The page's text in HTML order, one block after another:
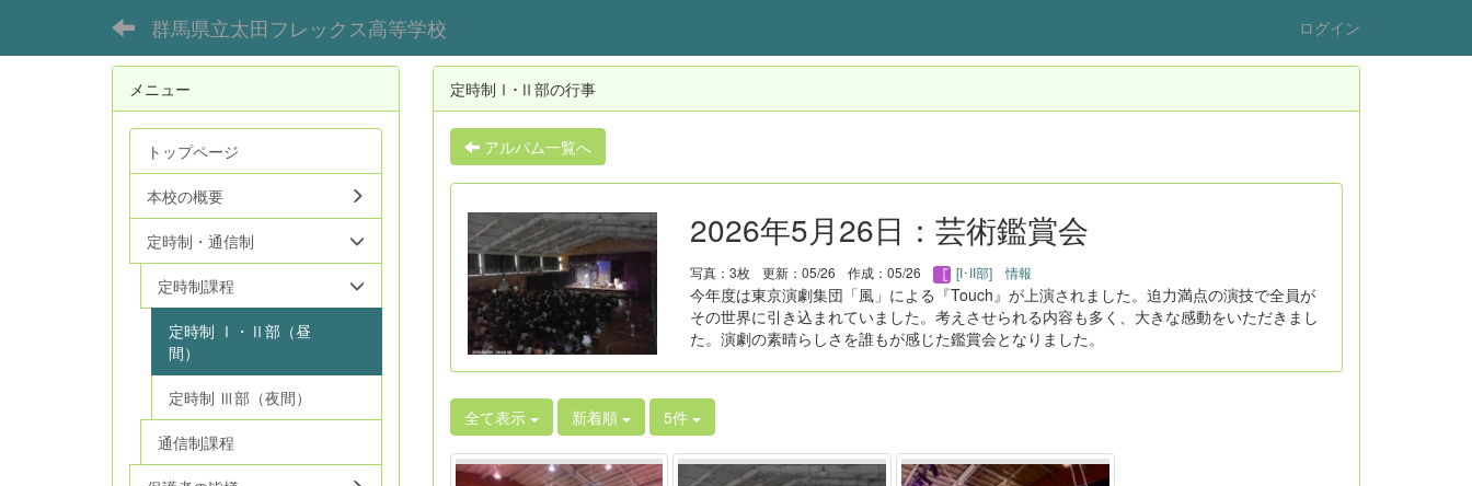
群馬県立太田フレックス高等学校 ログイン
定時制Ⅰ･Ⅱ部の行事
アルバム一覧へ
2026年5月26日：芸術鑑賞会
写真：3枚 更新：05/26 作成：05/26 [I･II部] 情報
今年度は東京演劇集団「風」による『Touch』が上演されました。迫力満点の演技で全員が
その世界に引き込まれていました。考えさせられる内容も多く、大きな感動をいただきまし
た。演劇の素晴らしさを誰もが感じた鑑賞会となりました。
全て表示 新着順 5件
メニュー
トップページ
本校の概要
定時制・通信制
定時制課程
定時制 Ⅰ・Ⅱ部（昼
間）
定時制 Ⅲ部（夜間）
通信制課程